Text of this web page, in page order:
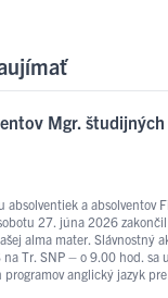
Mgr.
absolventiek a absolventov
27. júna 2026
alma mater. Slávnostný
na Tr. SNP – o 9.00 hod. sa
anglický jazyk